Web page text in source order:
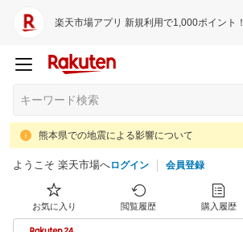
楽天市場アプリ 新規利用で1,000ポイント！
熊本県での地震による影響について
ようこそ 楽天市場へログイン 会員登録
お気に入り 閲覧履歴 購入履歴